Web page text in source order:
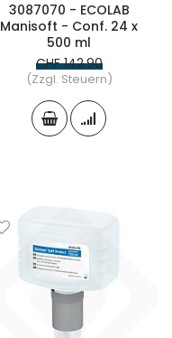
3087070 - ECOLAB
Manisoft - Conf. 24 x
500 ml
CHF 142.90
(Zzgl. Steuern)